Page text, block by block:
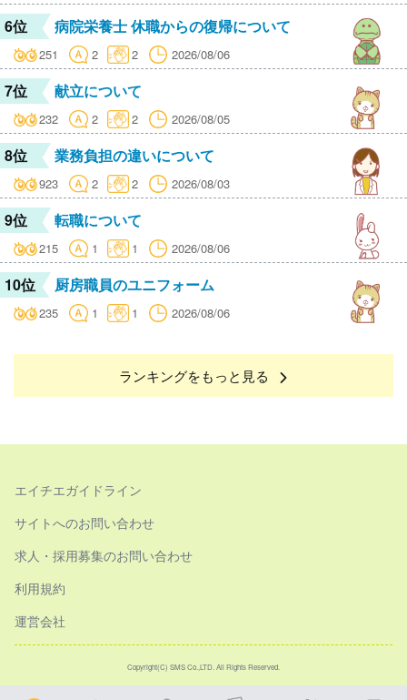
6位 病院栄養士 休職からの復帰について
251 2 2 2026/08/06
7位 献立について
232 2 2 2026/08/05
8位 業務負担の違いについて
923 2 2 2026/08/03
9位 転職について
215 1 1 2026/08/06
10位 厨房職員のユニフォーム
235 1 1 2026/08/06
ランキングをもっと見る
エイチエガイドライン
サイトへのお問い合わせ
求人・採用募集のお問い合わせ
利用規約
運営会社
Copyright(C) SMS Co.,LTD. All Rights Reserved.